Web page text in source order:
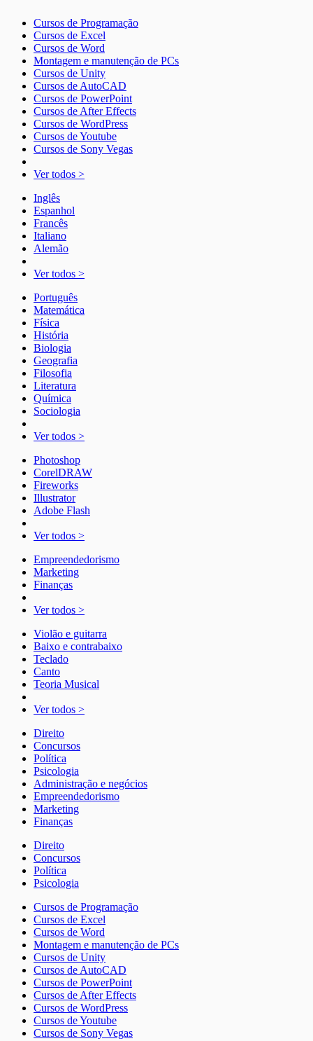
Cursos de Programação
Cursos de Excel
Cursos de Word
Montagem e manutenção de PCs
Cursos de Unity
Cursos de AutoCAD
Cursos de PowerPoint
Cursos de After Effects
Cursos de WordPress
Cursos de Youtube
Cursos de Sony Vegas
Ver todos >
Inglês
Espanhol
Francês
Italiano
Alemão
Ver todos >
Português
Matemática
Física
História
Biologia
Geografia
Filosofia
Literatura
Química
Sociologia
Ver todos >
Photoshop
CorelDRAW
Fireworks
Illustrator
Adobe Flash
Ver todos >
Empreendedorismo
Marketing
Finanças
Ver todos >
Violão e guitarra
Baixo e contrabaixo
Teclado
Canto
Teoria Musical
Ver todos >
Direito
Concursos
Política
Psicologia
Administração e negócios
Empreendedorismo
Marketing
Finanças
Direito
Concursos
Política
Psicologia
Cursos de Programação
Cursos de Excel
Cursos de Word
Montagem e manutenção de PCs
Cursos de Unity
Cursos de AutoCAD
Cursos de PowerPoint
Cursos de After Effects
Cursos de WordPress
Cursos de Youtube
Cursos de Sony Vegas